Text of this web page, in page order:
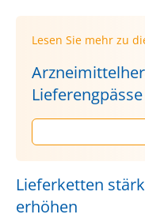
Lesen Sie mehr zu
Lieferengpässe
Lieferketten
erhöhen